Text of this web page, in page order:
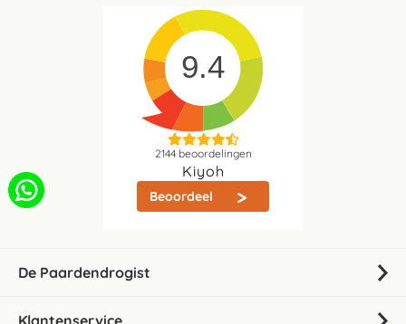
9.4
2144beoordelingen
Kiyoh
Beoordeel
De Paardendrogist
Klantenservice